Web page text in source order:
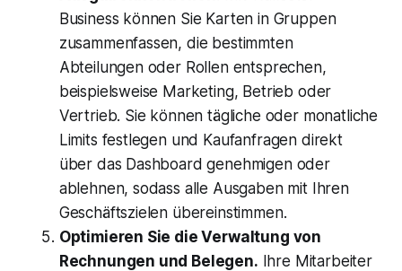
Business können Sie Karten in Gruppen
zusammenfassen, die bestimmten
Abteilungen oder Rollen entsprechen,
beispielsweise Marketing, Betrieb oder
Vertrieb. Sie können tägliche oder monatliche
Limits festlegen und Kaufanfragen direkt
über das Dashboard genehmigen oder
ablehnen, sodass alle Ausgaben mit Ihren
Geschäftszielen übereinstimmen.
Optimieren Sie die Verwaltung von
Rechnungen und Belegen. Ihre Mitarbeiter